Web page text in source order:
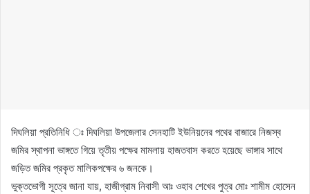
দিঘলিয়া প্রতিনিধি ঃ দিঘলিয়া উপজেলার সেনহাটি ইউনিয়নের পথের বাজারে নিজস্ব
জমির স্থাপনা ভাঙ্গতে গিয়ে তৃতীয় পক্ষের মামলায় হাজতবাস করতে হয়েছে ভাঙ্গার সাথে
জড়িত জমির প্রকৃত মালিকপক্ষের ৬ জনকে।
ভুক্তভোগী সূত্রে জানা যায়, হাজীগ্রাম নিবাসী আঃ ওহাব শেখের পুত্র মোঃ শামীম হোসেন